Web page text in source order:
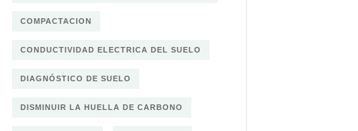
COMPACTACION
CONDUCTIVIDAD ELECTRICA DEL SUELO
DIAGNÓSTICO DE SUELO
DISMINUIR LA HUELLA DE CARBONO